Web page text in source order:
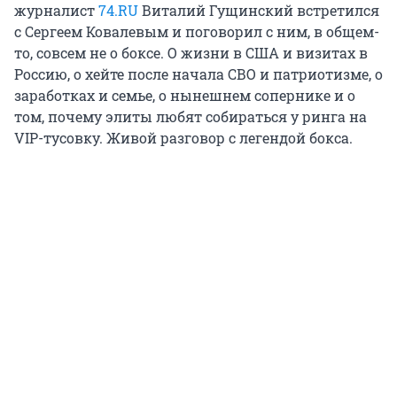
журналист74.RUВиталий Гущинский встретился
с Сергеем Ковалевым и поговорил с ним, в общем-
то, совсем не о боксе. О жизни в США и визитах в
Россию, о хейте после начала СВО и патриотизме, о
заработках и семье, о нынешнем сопернике и о
том, почему элиты любят собираться у ринга на
VIP-тусовку. Живой разговор с легендой бокса.